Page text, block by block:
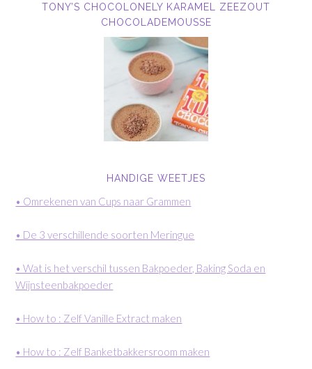
TONY’S CHOCOLONELY KARAMEL ZEEZOUT
CHOCOLADEMOUSSE
HANDIGE WEETJES
• Omrekenen van Cups naar Grammen
• De 3 verschillende soorten Meringue
• Wat is het verschil tussen Bakpoeder, Baking Soda en
Wijnsteenbakpoeder
• How to : Zelf Vanille Extract maken
• How to : Zelf Banketbakkersroom maken